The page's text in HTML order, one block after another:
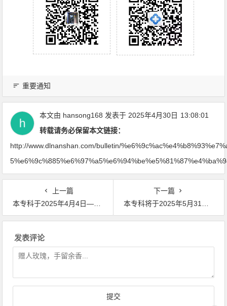
重要通知
本文由 hansong168 发表于 2025年4月30日 13:08:01
转载请务必保留本文链接：
http://www.dlnanshan.com/bulletin/
上一篇
本专科于2025年4月4日—4月6日放假三天，2025年4月7日正常开诊，假期不做手术，请前来就诊患者提前电话预约0411—82733403
下一篇
本专科将于2025年5月31日—2025年6月2日放假三天，假期不做手术，2025年6月3日正常开诊，提前电话预约：0411—82733403
发表评论